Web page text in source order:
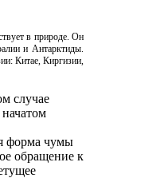
в природе. Он
и Антарктиды.
Китае, Киргизии,
случае
форма чумы
обращение к